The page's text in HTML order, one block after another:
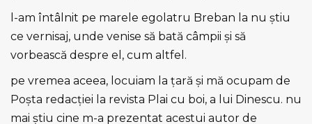
l-am întâlnit pe marele egolatru Breban la nu ştiu
ce vernisaj, unde venise să bată câmpii şi să
vorbească despre el, cum altfel.
pe vremea aceea, locuiam la ţară şi mă ocupam de
Poşta redacţiei la revista Plai cu boi, a lui Dinescu. nu
mai ştiu cine m-a prezentat acestui autor de